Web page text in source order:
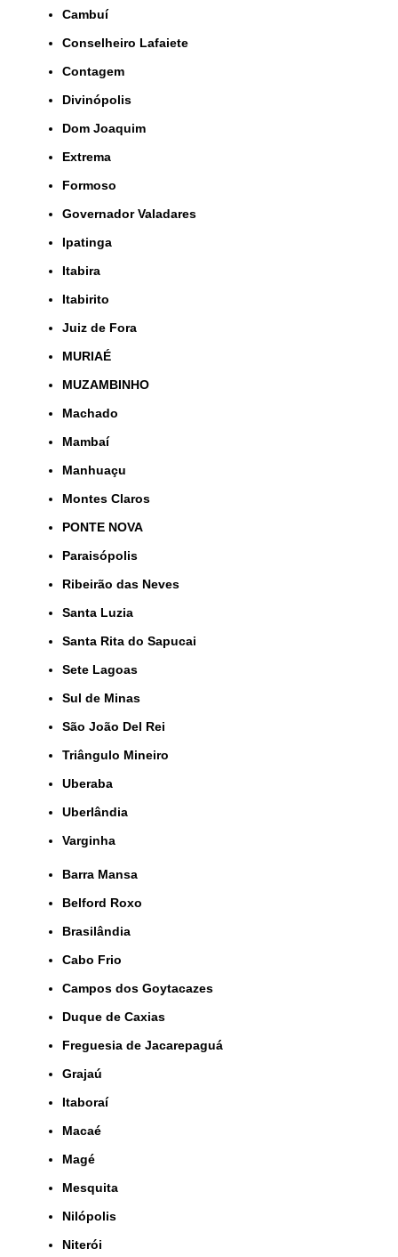
Cambuí
Conselheiro Lafaiete
Contagem
Divinópolis
Dom Joaquim
Extrema
Formoso
Governador Valadares
Ipatinga
Itabira
Itabirito
Juiz de Fora
MURIAÉ
MUZAMBINHO
Machado
Mambaí
Manhuaçu
Montes Claros
PONTE NOVA
Paraisópolis
Ribeirão das Neves
Santa Luzia
Santa Rita do Sapucai
Sete Lagoas
Sul de Minas
São João Del Rei
Triângulo Mineiro
Uberaba
Uberlândia
Varginha
Barra Mansa
Belford Roxo
Brasilândia
Cabo Frio
Campos dos Goytacazes
Duque de Caxias
Freguesia de Jacarepaguá
Grajaú
Itaboraí
Macaé
Magé
Mesquita
Nilópolis
Niterói